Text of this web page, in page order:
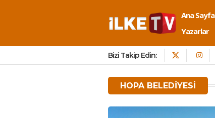
Ana Sayfa
Yazarlar
Bizi Takip Edin:
HOPA BELEDIYESI